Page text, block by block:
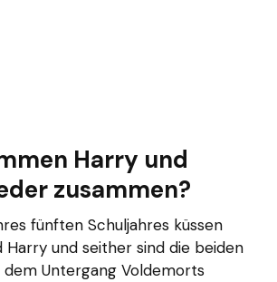
Harry und
zusammen?
fünften Schuljahres küssen
Harry und seither sind die beiden
dem Untergang Voldemorts